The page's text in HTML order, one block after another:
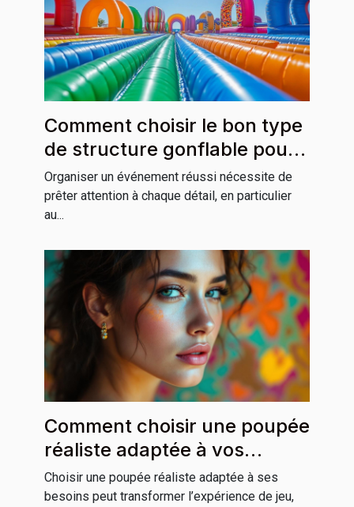
Comment choisir le bon type
de structure gonflable pour
votre événement ?
Organiser un événement réussi nécessite de
prêter attention à chaque détail, en particulier
au...
Comment choisir une poupée
réaliste adaptée à vos
besoins ?
Choisir une poupée réaliste adaptée à ses
besoins peut transformer l’expérience de jeu,